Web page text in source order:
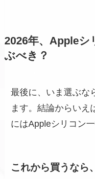
2026年、Appleシ
ぶべき？
最後に、いま選ぶな
ます。結論からいえ
にはAppleシリコン一
これから買うなら